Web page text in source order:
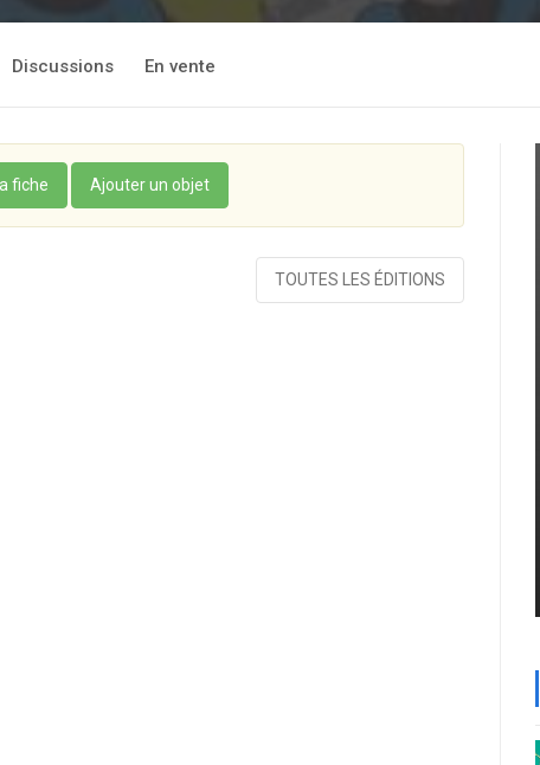
Discussions En vente
fiche Ajouter un objet
TOUTES LES ÉDITIONS